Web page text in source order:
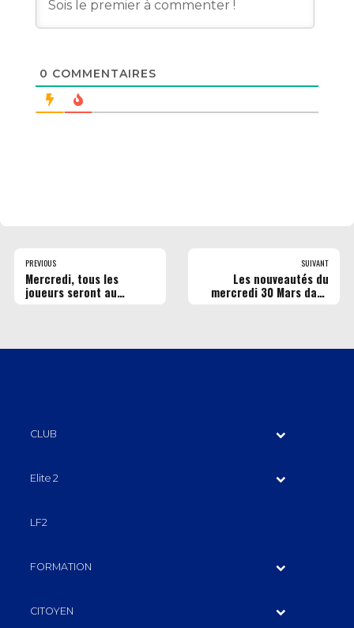
0 COMMENTAIRES
PREVIOUS
Mercredi, tous les
joueurs seront au
SUIVANT
Les nouveautés du
mercredi 30 Mars dans
CLUB
Elite 2
LF2
FORMATION
CITOYEN